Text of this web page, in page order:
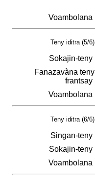
Voambolana
Teny iditra (5/6)
Sokajin-teny
Fanazavàna teny
frantsay
Voambolana
Teny iditra (6/6)
Singan-teny
Sokajin-teny
Voambolana